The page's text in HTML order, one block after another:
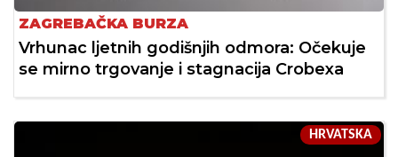
ZAGREBAČKA BURZA
Vrhunac ljetnih godišnjih odmora: Očekuje
se mirno trgovanje i stagnacija Crobexa
HRVATSKA